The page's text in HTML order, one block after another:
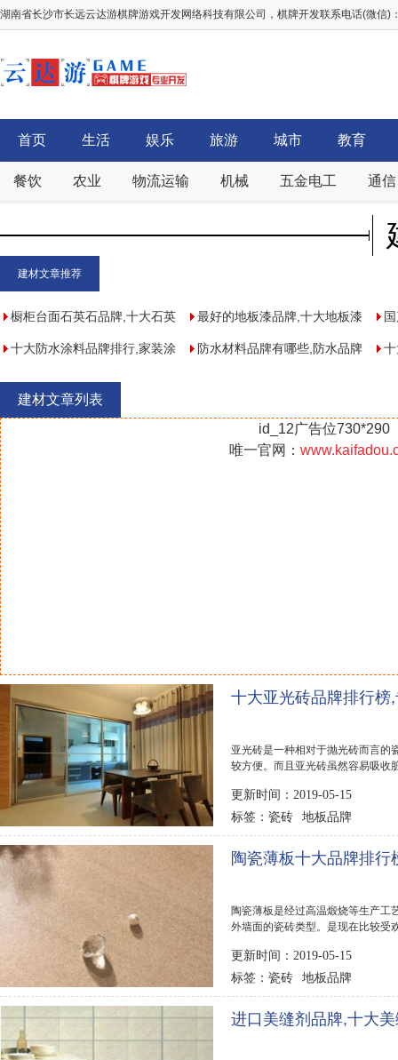
湖南省长沙市长远云达游棋牌游戏开发网络科技有限公司，棋牌开发联系电话(微信)
首页 生活 娱乐 旅游 城市 教育
餐饮 农业 物流运输 机械 五金电工 通信
建材文章推荐
橱柜台面石英石品牌,十大石英
石品牌排行榜
最好的地板漆品牌,十大地板漆
品牌排名
十大防水涂料品牌排行,家装涂
料哪个品牌的防水好
防水材料品牌有哪些,防水品牌
建材文章列表
id_12广告位730*290
唯一官网：
十大亚光砖品牌排行榜
亚光砖是一种相对于抛光砖而言的
较方便。而且亚光砖虽然容易吸收
更新时间：2019-05-15
标签： 瓷砖 地板品牌
陶瓷薄板十大品牌排
陶瓷薄板是经过高温煅烧等生产工
外墙面的瓷砖类型。是现在比较受
更新时间：2019-05-15
标签： 瓷砖 地板品牌
进口美缝剂品牌,十大